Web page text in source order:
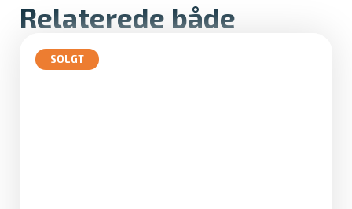
Relaterede både
SOLGT